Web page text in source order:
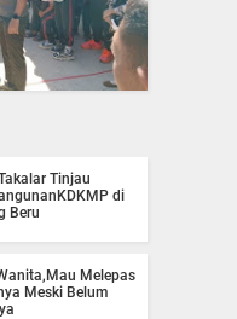
Tinjau
di
Beru
Melepas
Meski Belum